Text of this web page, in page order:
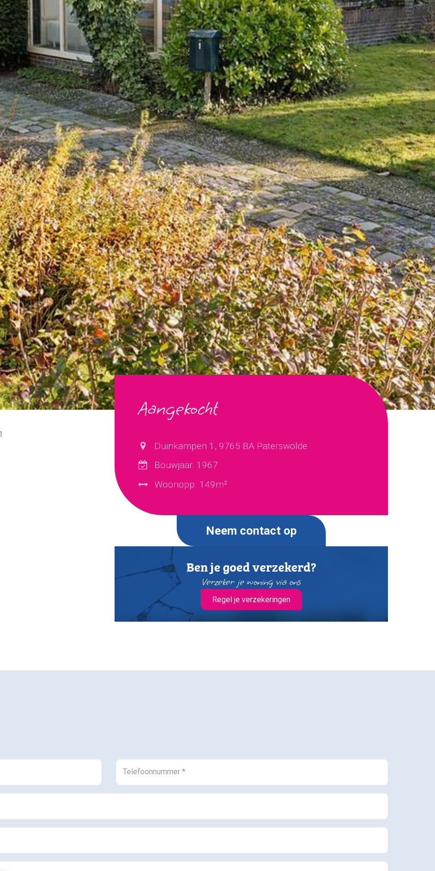
Aangekocht
Duinkampen 1, 9765 BA Paterswolde
Bouwjaar: 1967
Woonopp. 149m²
Neem contact op
Ben je goed verzekerd?
Verzeker je woning via ons
Regel je verzekeringen